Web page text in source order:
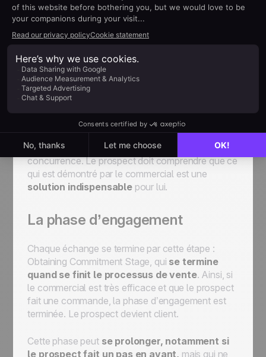
La phase de démonstration
La troisième phase, ou Demonstrating Capability
Stage, est le moment (enfin !) pour le commercial
deparler de son entreprise, de ses produits
et services.Par l’écoute des besoins du
arguments principaux pour le convaincre.
La solution proposée doit permettre d’éliminer la
concurrence. Le prospect doit comprendre que ce
qui est démontré par le commercial est une
solution indispensablepour lui.
La phase d’engagement
Chaque échange se termine par cette étape :
Obtaining Commitment Stage, qui se termine
quand se finit le processus de vente. Ainsi, si
le commercial est très efficace et que le prospect
fait une commande, la phase d’engagement est
terminée. Le prospect devient client.
Cette phase peut se prolonger, notamment si
le prospect fait un pas en avant, mais qui ne